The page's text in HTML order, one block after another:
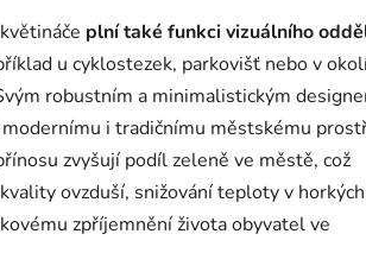
plní také funkci vizuálního
u cyklostezek, parkovišť nebo v
robustním a minimalistickým
i tradičnímu městskému
zvyšují podíl zeleně ve městě, což
ovzduší, snižování teploty v horkých
zpříjemnění života obyvatel ve